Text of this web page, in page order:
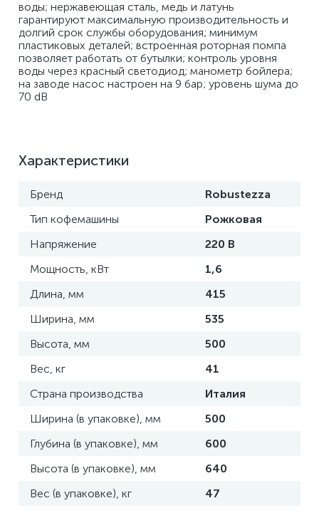
воды; нержавеющая сталь, медь и латунь
гарантируют максимальную производительность и
долгий срок службы оборудования; минимум
пластиковых деталей; встроенная роторная помпа
позволяет работать от бутылки; контроль уровня
воды через красный светодиод; манометр бойлера;
на заводе насос настроен на 9 бар; уровень шума до
70 dB
Характеристики
Бренд
Robustezza
Тип кофемашины
Рожковая
Напряжение
220 В
Мощность, кВт
1,6
Длина, мм
415
Ширина, мм
535
Высота, мм
500
Вес, кг
41
Страна производства
Италия
Ширина (в упаковке), мм
500
Глубина (в упаковке), мм
600
Высота (в упаковке), мм
640
Вес (в упаковке), кг
47